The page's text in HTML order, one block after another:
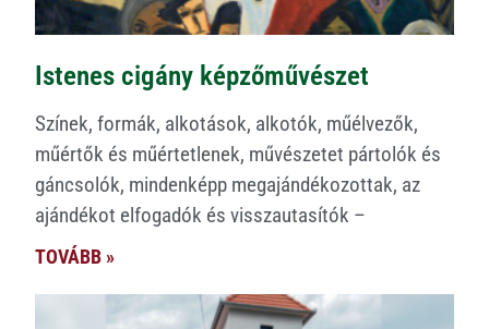
Istenes cigány képzőművészet
Színek, formák, alkotások, alkotók, műélvezők,
műértők és műértetlenek, művészetet pártolók és
gáncsolók, mindenképp megajándékozottak, az
ajándékot elfogadók és visszautasítók –
TOVÁBB »